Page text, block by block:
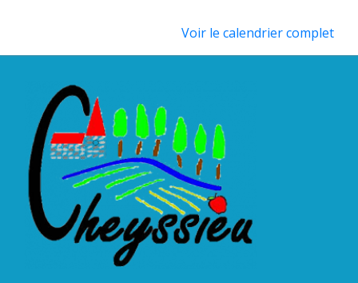
Voir le calendrier complet